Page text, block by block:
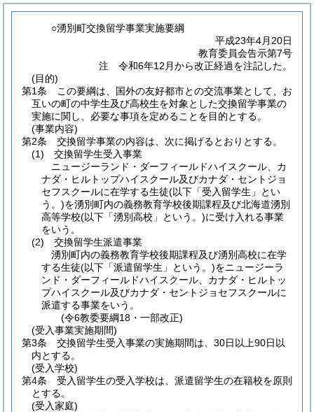
○湧別町交換留学事業実施要綱
平成23年4月20日
教育委員会告示第7号
注 令和6年12月から改正経過を注記した。
(目的)
第1条
この要綱は、国外の友好都市との交流事業として、お
互いの町の中学生及び高校生を対象とした交換留学事業の
実施に関し、必要な事項を定めることを目的とする。
(事業内容)
第2条
交換留学事業の内容は、次に掲げるとおりとする。
(1)
交換留学生受入事業
ニュージーランド・ダーフィールドハイスクール、カ
ナダ・ヒルトップハイスクール及びカナダ・セントジョ
セフスクールに在学する生徒(以下「受入留学生」とい
う。)を湧別町内の義務教育学校後期課程及び北海道湧別
高等学校(以下「湧別高校」という。)に受け入れる事業
をいう。
(2)
交換留学生派遣事業
湧別町内の義務教育学校後期課程及び湧別高校に在学
する生徒(以下「派遣留学生」という。)をニュージーラ
ンド・ダーフィールドハイスクール、カナダ・ヒルトッ
プハイスクール及びカナダ・セントジョセフスクールに
派遣する事業をいう。
(令6教委要綱18・一部改正)
(受入事業実施期間)
第3条
交換留学生受入事業の実施期間は、30日以上90日以
内とする。
(受入学校)
第4条
受入留学生の受入学校は、派遣留学生の在籍校を原則
とする。
(受入家庭)